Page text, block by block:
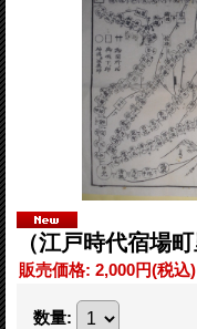
（江戸時代宿場
販売価格: 2,000円(税込)
数量: